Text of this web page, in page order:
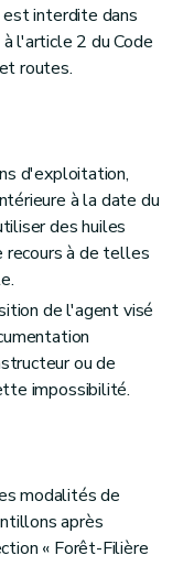
interdite dans
l'article 2 du Code
routes.
d'exploitation,
à la date du
des huiles
recours à de telles
de l'agent visé
ou de
impossibilité.
modalités de
après
« Forêt-Filière